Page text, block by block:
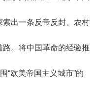
出一条反帝反封、农村
。将中国革命的经验推
“欧美帝国主义城市”的